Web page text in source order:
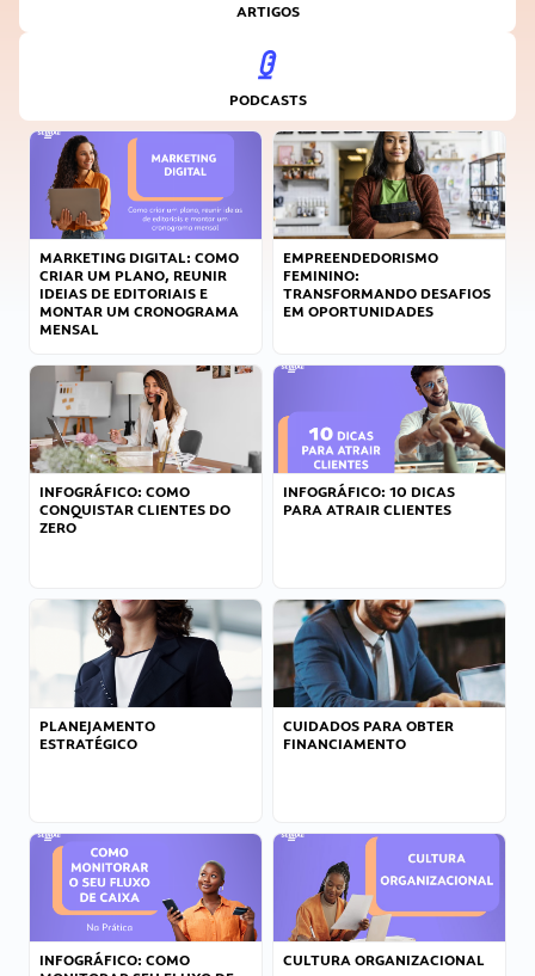
ARTIGOS
PODCASTS
MARKETING DIGITAL: COMO
CRIAR UM PLANO, REUNIR
IDEIAS DE EDITORIAIS E
MONTAR UM CRONOGRAMA
MENSAL
EMPREENDEDORISMO
FEMININO:
TRANSFORMANDO DESAFIOS
EM OPORTUNIDADES
INFOGRÁFICO: COMO
CONQUISTAR CLIENTES DO
ZERO
INFOGRÁFICO: 10 DICAS
PARA ATRAIR CLIENTES
PLANEJAMENTO
ESTRATÉGICO
CUIDADOS PARA OBTER
FINANCIAMENTO
INFOGRÁFICO: COMO
CULTURA ORGANIZACIONAL